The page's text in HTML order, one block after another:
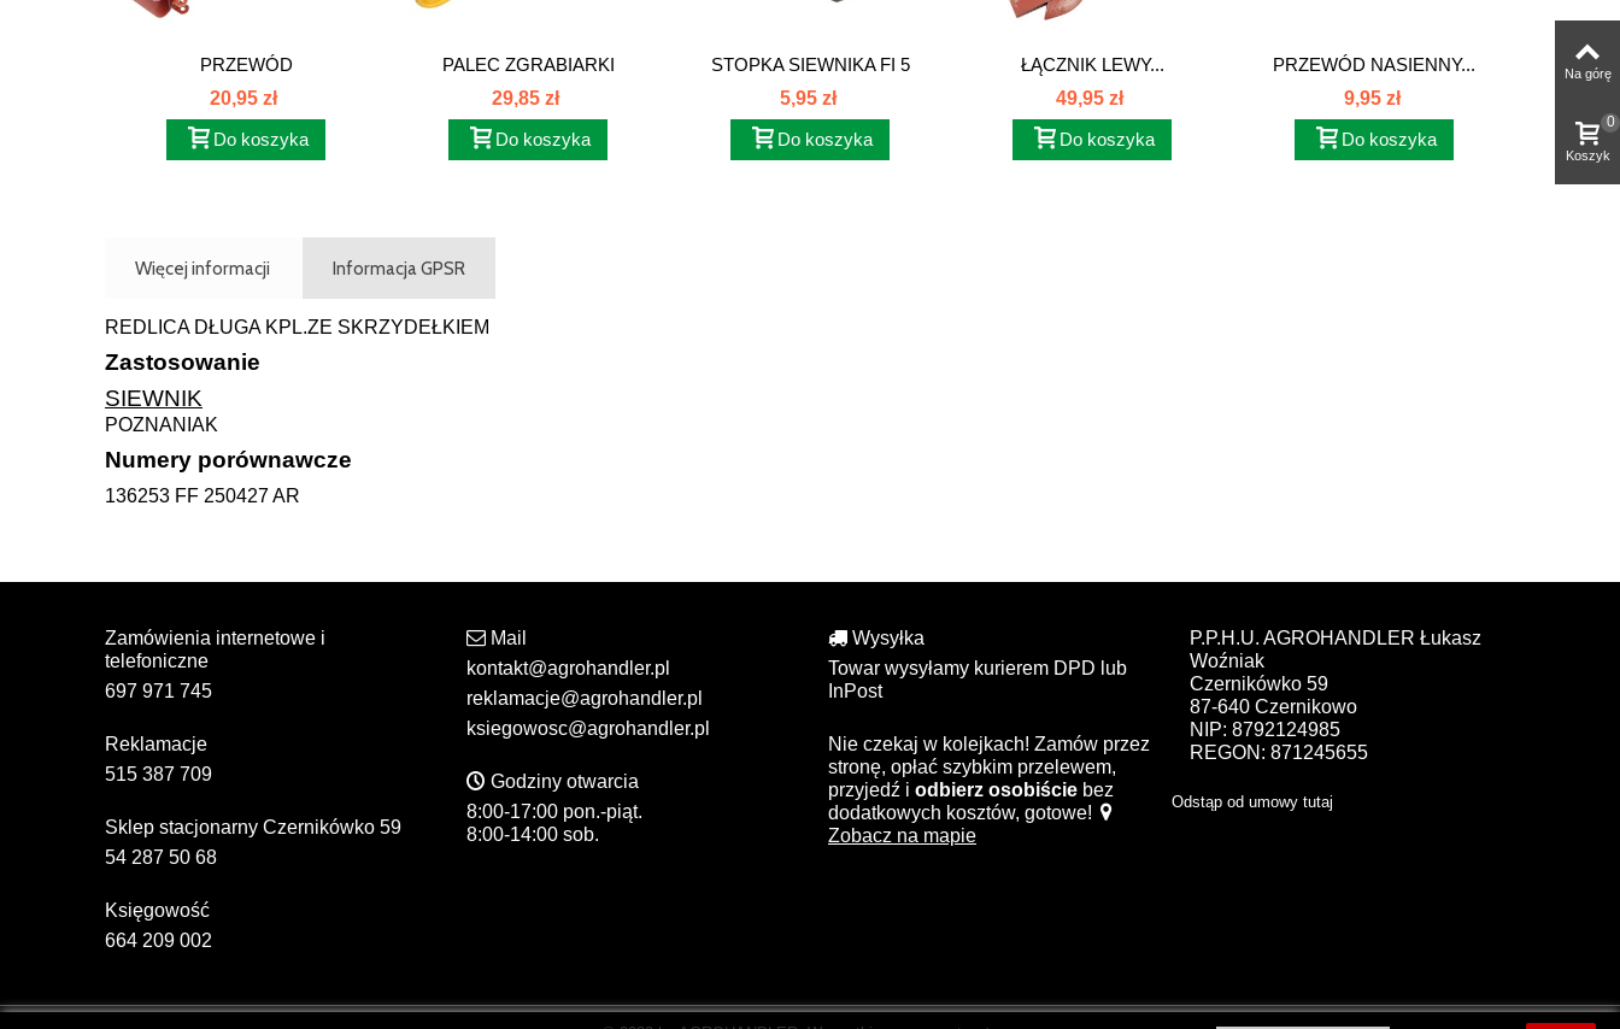
PRZEWÓD
TELESKOPOWY...
20,95 zł
Do koszyka
PALEC ZGRABIARKI
SAMASZ...
29,85 zł
Do koszyka
STOPKA SIEWNIKA FI 5
(POZNANIAK)...
5,95 zł
Do koszyka
ŁĄCZNIK LEWY...
49,95 zł
Do koszyka
PRZEWÓD NASIENNY...
9,95 zł
Do koszyka
Więcej informacji Informacja GPSR
REDLICA DŁUGA KPL.ZE SKRZYDEŁKIEM
Zastosowanie
SIEWNIK
POZNANIAK
Numery porównawcze
136253 FF 250427 AR
Zamówienia internetowe i
telefoniczne
697 971 745
Reklamacje
515 387 709
Sklep stacjonarny Czernikówko 59
54 287 50 68
Księgowość
664 209 002
Mail
kontakt@agrohandler.pl
reklamacje@agrohandler.pl
ksiegowosc@agrohandler.pl
Godziny otwarcia
8:00-17:00 pon.-piąt.
8:00-14:00 sob.
Wysyłka
Towar wysyłamy kurierem DPD lub
InPost
Nie czekaj w kolejkach! Zamów przez
stronę, opłać szybkim przelewem,
przyjedź i odbierz osobiście bez
dodatkowych kosztów, gotowe!
Zobacz na mapie
P.P.H.U. AGROHANDLER Łukasz
Woźniak
Czernikówko 59
87-640 Czernikowo
NIP: 8792124985
REGON: 871245655
Odstąp od umowy tutaj
Na górę
Koszyk
0